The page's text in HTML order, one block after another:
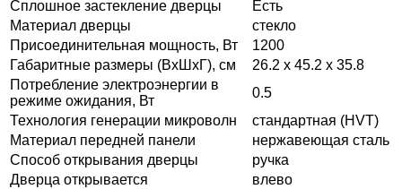
Сплошное застекление дверцы
Есть
Материал дверцы
стекло
Присоединительная мощность, Вт
1200
Габаритные размеры (ВxШxГ), см
26.2 x 45.2 x 35.8
Потребление электроэнергии в
режиме ожидания, Вт
0.5
Технология генерации микроволн
стандартная (HVT)
Материал передней панели
нержавеющая сталь
Способ открывания дверцы
ручка
Дверца открывается
влево